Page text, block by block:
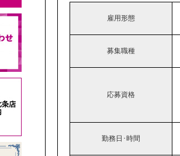
雇用形態
募集職種
応募資格
勤務日･時間